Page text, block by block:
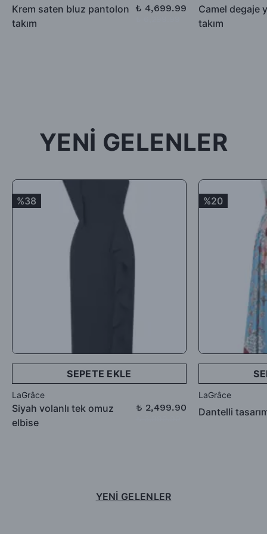
düşülerek alıcıya iade ödemesi gerçekleştirilecektir.
-İade için göndermiş olduğunuz ürün / ürünler 5 günü geçmiş,
uygunluğunun kontrolünden sonra, 7 ile 10 iş günü arasında
ürün bedelinizden iade kargo ücretinizin kesintisi yapılarak geri
Satın aldığınız ürünler için Hediye Çeki, Değişim ya da ücret
iadesi talep edebilirsiniz.
Krem saten bluz pantolon
takım
₺ 4,699.99
Camel degaje
takım
YENİ GELENLER
%38
SEPETE EKLE
LaGrâce
Siyah volanlı tek omuz
elbise
₺ 2,499.90
%20
LaGrâce
Dantelli
YENİ GELENLER